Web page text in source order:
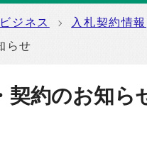
ジネス 入札契約情報
らせ
契約のお知ら